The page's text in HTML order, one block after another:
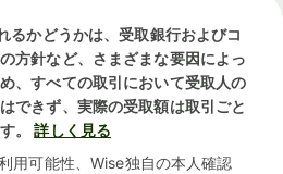
るかどうかは、受取銀行およびコ
方針など、さまざまな要因によっ
、すべての取引において受取人の
できず、実際の受取額は取引ごと
。
詳しく見る
用可能性、Wise独自の本人確認